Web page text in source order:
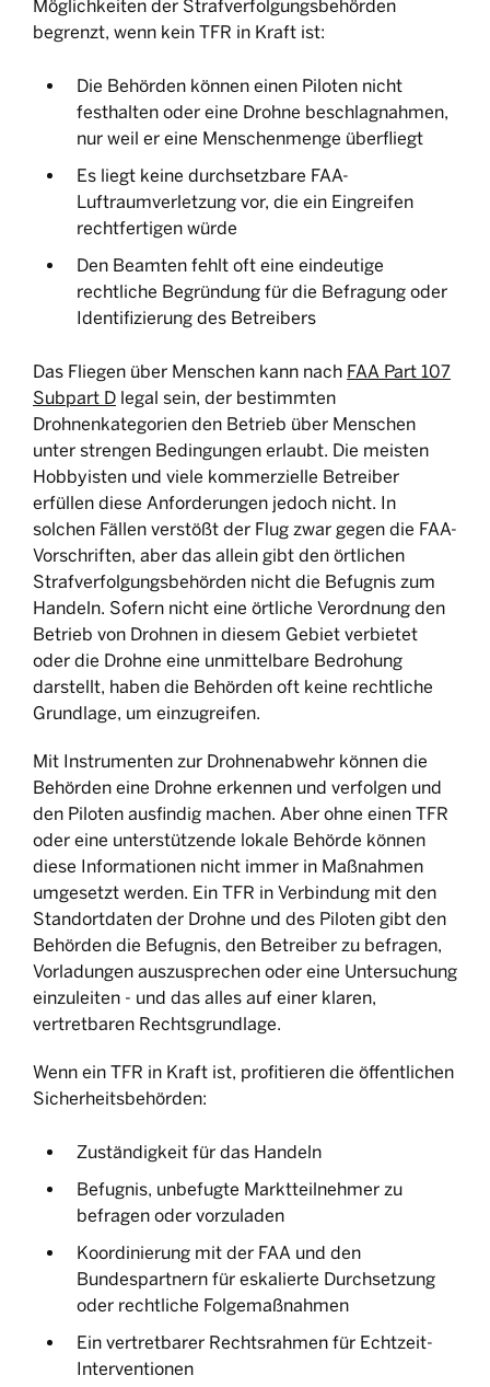
Möglichkeiten der Strafverfolgungsbehörden
begrenzt, wenn kein TFR in Kraft ist:
Die Behörden können einen Piloten nicht
festhalten oder eine Drohne beschlagnahmen,
nur weil er eine Menschenmenge überfliegt
Es liegt keine durchsetzbare FAA-
Luftraumverletzung vor, die ein Eingreifen
rechtfertigen würde
Den Beamten fehlt oft eine eindeutige
rechtliche Begründung für die Befragung oder
Identifizierung des Betreibers
Das Fliegen über Menschen kann nach FAA Part 107
Subpart D legal sein, der bestimmten
Drohnenkategorien den Betrieb über Menschen
unter strengen Bedingungen erlaubt. Die meisten
Hobbyisten und viele kommerzielle Betreiber
erfüllen diese Anforderungen jedoch nicht. In
solchen Fällen verstößt der Flug zwar gegen die FAA-
Vorschriften, aber das allein gibt den örtlichen
Strafverfolgungsbehörden nicht die Befugnis zum
Handeln. Sofern nicht eine örtliche Verordnung den
Betrieb von Drohnen in diesem Gebiet verbietet
oder die Drohne eine unmittelbare Bedrohung
darstellt, haben die Behörden oft keine rechtliche
Grundlage, um einzugreifen.
Mit Instrumenten zur Drohnenabwehr können die
Behörden eine Drohne erkennen und verfolgen und
den Piloten ausfindig machen. Aber ohne einen TFR
oder eine unterstützende lokale Behörde können
diese Informationen nicht immer in Maßnahmen
umgesetzt werden. Ein TFR in Verbindung mit den
Standortdaten der Drohne und des Piloten gibt den
Behörden die Befugnis, den Betreiber zu befragen,
Vorladungen auszusprechen oder eine Untersuchung
einzuleiten - und das alles auf einer klaren,
vertretbaren Rechtsgrundlage.
Wenn ein TFR in Kraft ist, profitieren die öffentlichen
Sicherheitsbehörden:
Zuständigkeit für das Handeln
Befugnis, unbefugte Marktteilnehmer zu
befragen oder vorzuladen
Koordinierung mit der FAA und den
Bundespartnern für eskalierte Durchsetzung
oder rechtliche Folgemaßnahmen
Ein vertretbarer Rechtsrahmen für Echtzeit-
Interventionen